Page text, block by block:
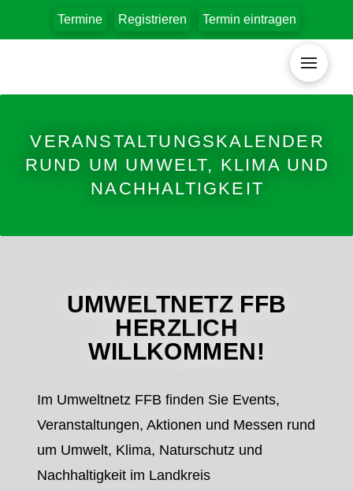
Termine Registrieren Termin eintragen
VERANSTALTUNGSKALENDER
RUND UM UMWELT, KLIMA UND
NACHHALTIGKEIT
UMWELTNETZ FFB
HERZLICH
WILLKOMMEN!
Im Umweltnetz FFB finden Sie Events,
Veranstaltungen, Aktionen und Messen rund
um Umwelt, Klima, Naturschutz und
Nachhaltigkeit im Landkreis